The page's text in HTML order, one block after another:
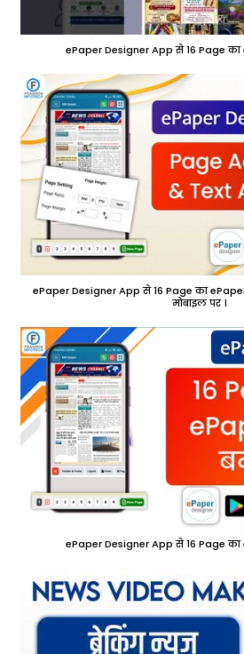
ePaper Designer App से 16 Page का
ePaper Designer App से 16 Page का
मोबाइल पर ।
ePaper Designer App से 16 Page का